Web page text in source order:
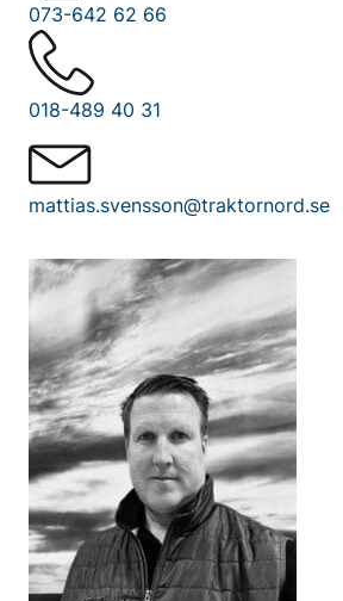
073-642 62 66
018-489 40 31
mattias.svensson@traktornord.se